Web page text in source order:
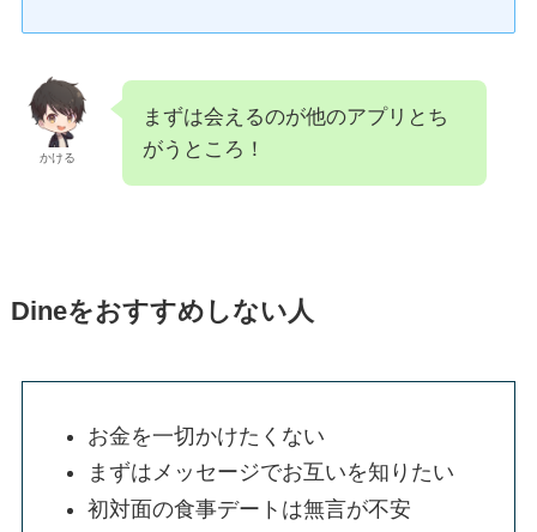
かける
まずは会えるのが他のアプリとち
がうところ！
Dineをおすすめしない人
お金を一切かけたくない
まずはメッセージでお互いを知りたい
初対面の食事デートは無言が不安